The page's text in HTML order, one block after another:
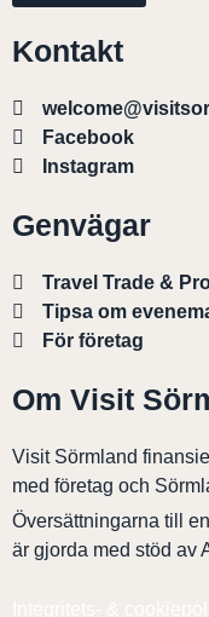
Kontakt
Facebook
Instagram
Genvägar
Travel Trade &
Tipsa om
För företag
Om Visit
Visit Sörmland
med företag och
Översättningarna till
är gjorda med stöd av